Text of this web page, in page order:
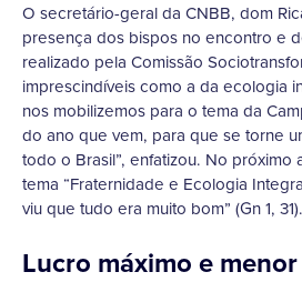
O secretário-geral da CNBB, dom
presença dos bispos no encontro e
realizado pela Comissão
imprescindíveis como a da ecologia
nos mobilizemos para o tema da
do ano que vem, para que se torne
todo o Brasil”, enfatizou. No próximo
tema “Fraternidade e Ecologia
viu que tudo era muito bom” (Gn 1, 31).
Lucro máximo e